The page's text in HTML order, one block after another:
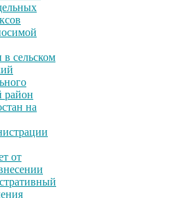
сельском
район
на
от